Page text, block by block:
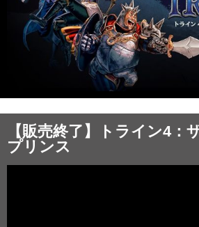
【販売終了】トライン4：
プリンス